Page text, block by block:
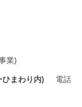
業)
ひまわり内) 電話